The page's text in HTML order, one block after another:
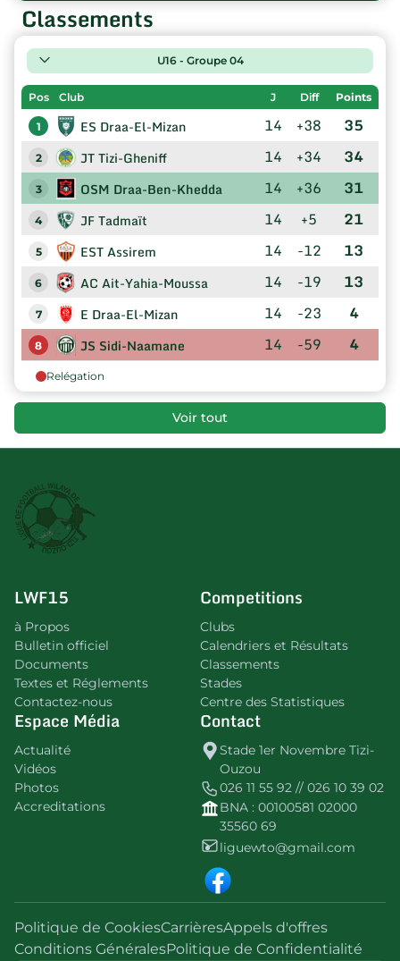
Classements
U16 - Groupe 04
Pos Club J Diff Points
1 ES Draa-El-Mizan 14 +38 35
2 JT Tizi-Gheniff 14 +34 34
3 OSM Draa-Ben-Khedda 14 +36 31
4 JF Tadmaït 14 +5 21
5 EST Assirem 14 -12 13
6 AC Ait-Yahia-Moussa 14 -19 13
7 E Draa-El-Mizan 14 -23 4
8 JS Sidi-Naamane 14 -59 4
Relégation
Voir tout
LWF15
à Propos
Bulletin officiel
Documents
Textes et Réglements
Contactez-nous
Competitions
Clubs
Calendriers et Résultats
Classements
Stades
Centre des Statistiques
Espace Média
Actualité
Vidéos
Photos
Accreditations
Contact
Stade 1er Novembre Tizi-
Ouzou
026 11 55 92 // 026 10 39 02
BNA : 00100581 02000
35560 69
liguewto@gmail.com
Politique de CookiesCarrièresAppels d'offres
Conditions GénéralesPolitique de Confidentialité